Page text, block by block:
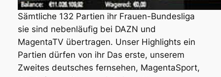
Sämtliche 132 Partien ihr Frauen-Bundesliga
sie sind nebenläufig bei DAZN und
MagentaTV übertragen. Unser Highlights ein
Partien dürfen von ihr Das erste, unserem
Zweites deutsches fernsehen, MagentaSport,